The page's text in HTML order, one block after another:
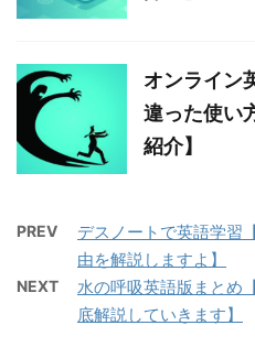
オンライン
違った使い
紹介】
PREV
デスノートで英語学習
由を解説しますよ】
NEXT
水の呼吸英語版まとめ
底解説していきます】